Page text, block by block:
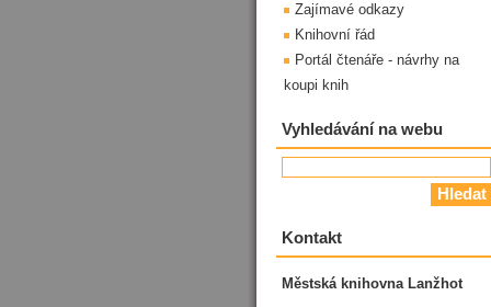
Zajímavé odkazy
Knihovní řád
Portál čtenáře - návrhy na
koupi knih
Vyhledávání na webu
Kontakt
Městská knihovna Lanžhot